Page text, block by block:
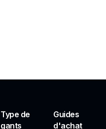
Type de
gants
Guides
d'achat